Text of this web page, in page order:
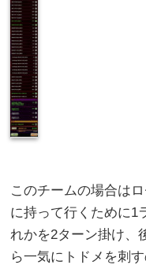
このチームの場合は
に持って行くために1
れかを2ターン掛け、
ら一気にトドメを刺す